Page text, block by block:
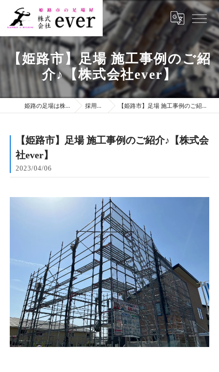
【姫路市】足場 施工事例のご紹
介♪【株式会社ever】
姫路の足場は株式会社ever 採用ブログ 【姫路市】足場 施工事例のご紹介♪【株式会社ever】
【姫路市】足場 施工事例のご紹介♪【株式会
社ever】
2023/04/06